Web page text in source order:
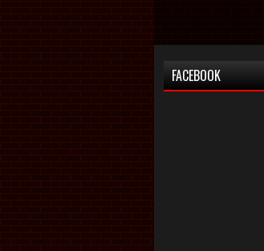
FACEBOOK